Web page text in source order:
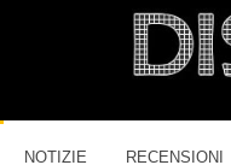
NOTIZIE RECENSIONI